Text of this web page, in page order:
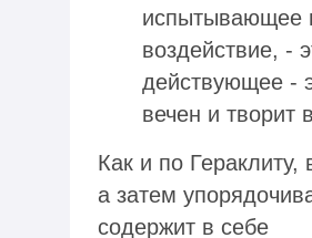
испытывающее
воздействие, -
действующее -
вечен и творит
Как и по
а затем
содержит в себе